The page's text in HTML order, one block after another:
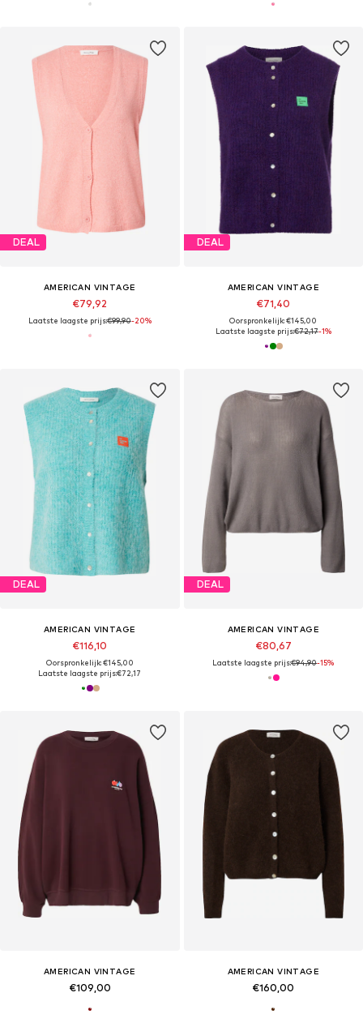
DEAL
AMERICAN VINTAGE
€79,92
Laatste laagste prijs:€99,90-20%
DEAL
AMERICAN VINTAGE
€71,40
Oorspronkelijk: €145,00
Laatste laagste prijs:€72,17-1%
DEAL
AMERICAN VINTAGE
€116,10
Oorspronkelijk: €145,00
Laatste laagste prijs:€72,17
DEAL
AMERICAN VINTAGE
€80,67
Laatste laagste prijs:€94,90-15%
AMERICAN VINTAGE
€109,00
AMERICAN VINTAGE
€160,00